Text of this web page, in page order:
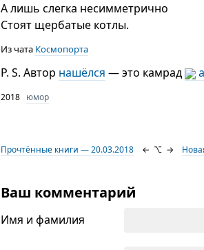
А лишь слегка несимметрично
Стоят щербатые котлы.
Из чата Космопорта
P. S. Автор нашёлся — это камрад
2018 юмор
Прочтённые книги — 20.03.2018 ← ⌥ →
Ваш комментарий
Имя и фамилия